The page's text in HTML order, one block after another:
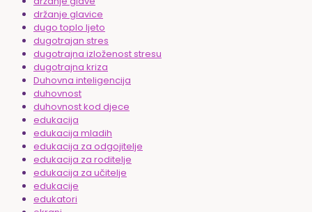
držanje glavice
dugo toplo ljeto
dugotrajan stres
dugotrajna izloženost stresu
dugotrajna kriza
Duhovna inteligencija
duhovnost
duhovnost kod djece
edukacija
edukacija mladih
edukacija za odgojitelje
edukacija za roditelje
edukacija za učitelje
edukacije
edukatori